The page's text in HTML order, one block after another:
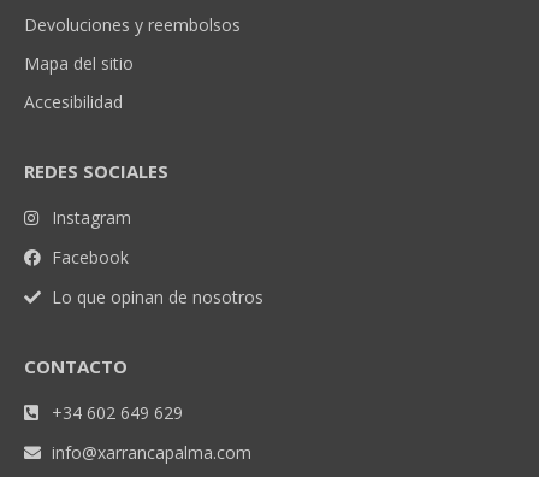
Devoluciones y reembolsos
Mapa del sitio
Accesibilidad
REDES SOCIALES
Instagram
Facebook
Lo que opinan de nosotros
CONTACTO
+34 602 649 629
info@xarrancapalma.com